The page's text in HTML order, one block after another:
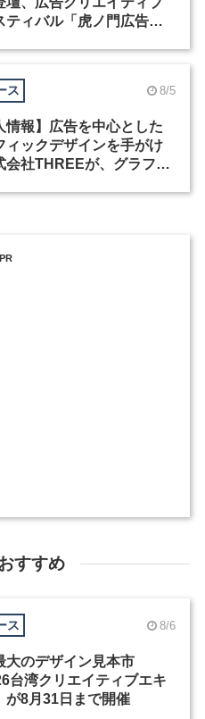
ティバル「虎ノ門広告
ス 8/5
情報】広告を中心とした
ィックデザインを手がけ
会社THREEが、グラフィ
PR
すすめ
ス 8/6
大のデザイン見本市
台湾クリエイティブエキ
が8月31日まで開催